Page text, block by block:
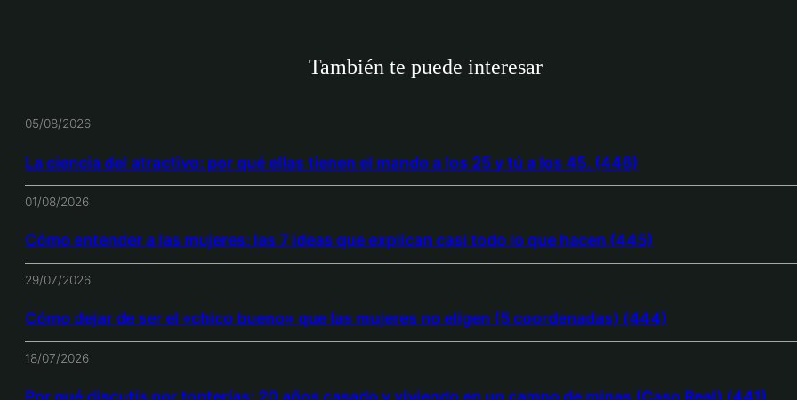
También te puede interesar
05/08/2026
La ciencia del atractivo: por qué ellas tienen el mando a los 25 y tú a los 45. (446)
01/08/2026
Cómo entender a las mujeres: las 7 ideas que explican casi todo lo que hacen (445)
29/07/2026
Cómo dejar de ser el «chico bueno» que las mujeres no eligen (5 coordenadas) (444)
18/07/2026